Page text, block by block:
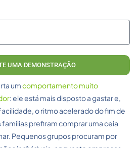
UMA DEMONSTRAÇÃO
umcomportamento muito
: ele está mais disposto a gastar e,
o ritmo acelerado do fim de
famílias prefiram comprar uma ceia
Pequenos grupos procuram por